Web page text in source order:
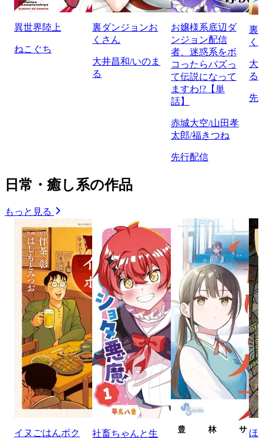
異世界陸上
ねこぐち
裏ダンジョンお
くさん
大井昌和/いのま
る
お嬢様系底辺ダ
ンジョン配信
者、迷惑系をボ
コったらバズっ
て伝説になって
ますわ!?【単
話】
赤城大空/山田孝
太郎/福きつね
先行配信
裏
く
大
る
先
日常・癒し系の作品
もっと見る
イヌごはんボク
社畜ちゃんと生
ほ